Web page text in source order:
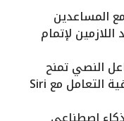
المساعدين
لإتمام
النصي تمنح
المستخدمين حرية أكبر في كيفية التعامل مع Siri